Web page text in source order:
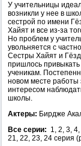
У учительницы
возникли у нее в
сестрой по имени
Хайят и все из-за
Но проблем у
увольняется с
Сестры Хайят и
пришлось
ученикам.
новом месте работы
интересом
школы.
Актеры: Бирдже
Все серии: 1, 2, 3,
21, 22, 23, 24 серия